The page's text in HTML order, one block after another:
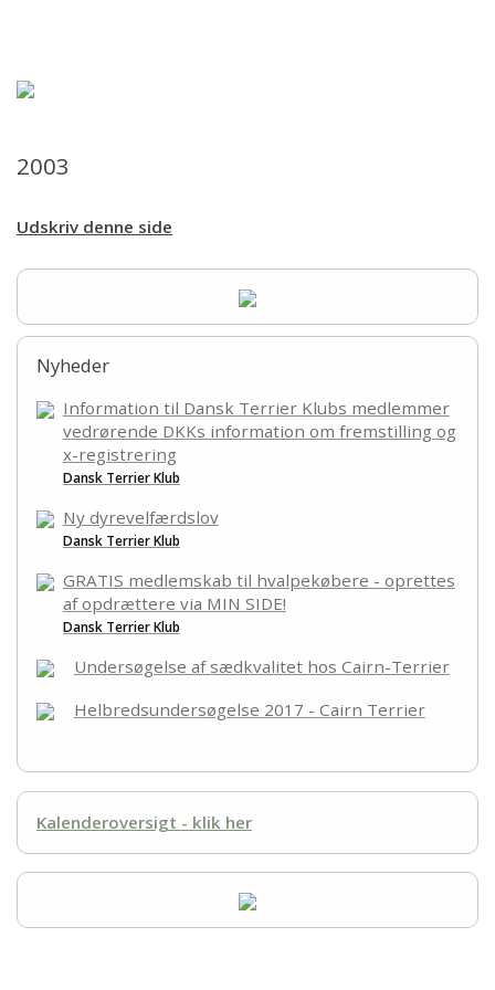
Hjem
Årbog
Årsafslutninger
Cairngruppen
2003
Udskriv denne side
Nyheder
Information til Dansk Terrier Klubs medlemmer
vedrørende DKKs information om fremstilling og
x-registrering
Dansk Terrier Klub
Ny dyrevelfærdslov
Dansk Terrier Klub
GRATIS medlemskab til hvalpekøbere - oprettes
af opdrættere via MIN SIDE!
Dansk Terrier Klub
Undersøgelse af sædkvalitet hos Cairn-Terrier
Helbredsundersøgelse 2017 - Cairn Terrier
Kalenderoversigt - klik her